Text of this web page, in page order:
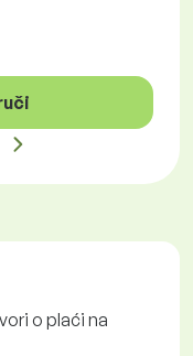
o plaći na